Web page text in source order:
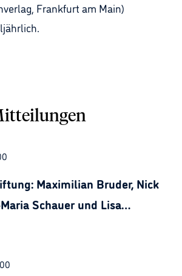
Frankfurt am Main)
Maximilian Bruder, Nick
Schauer und Lisa